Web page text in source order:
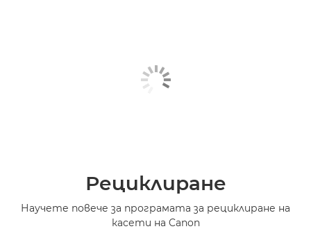
Рециклиране
Научете повече за програмата за рециклиране на
касети на Canon